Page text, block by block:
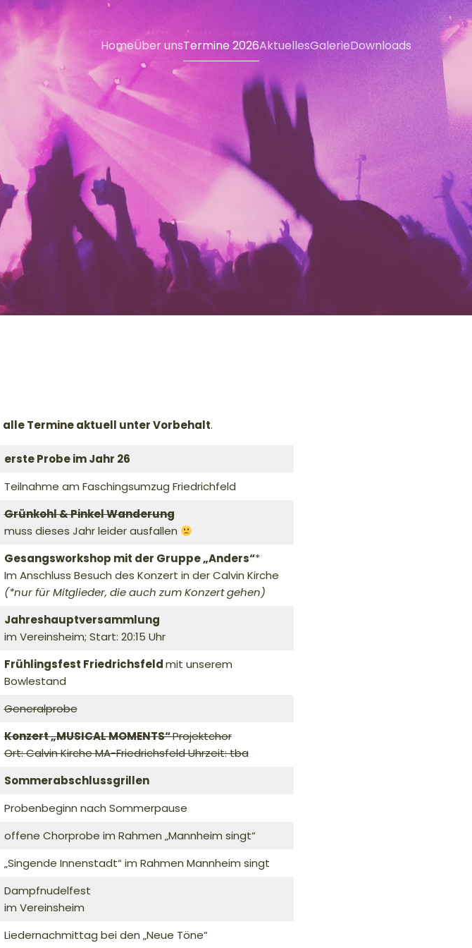
HomeÜber unsTermine 2026AktuellesGalerieDownloads
alle Termine aktuell unter Vorbehalt.
erste Probe im Jahr 26
Teilnahme am Faschingsumzug Friedrichfeld
Grünkohl & Pinkel Wanderung
muss dieses Jahr leider ausfallen
Gesangsworkshop mit der Gruppe „Anders“*
Im Anschluss Besuch des Konzert in der Calvin Kirche
(*nur für Mitglieder, die auch zum Konzert gehen)
Jahreshauptversammlung
im Vereinsheim; Start: 20:15 Uhr
Frühlingsfest Friedrichsfeldmit unserem
Bowlestand
Generalprobe
Konzert „MUSICAL MOMENTS“Projektchor
Ort: Calvin Kirche MA-Friedrichsfeld Uhrzeit: tba
Sommerabschlussgrillen
Probenbeginn nach Sommerpause
offene Chorprobe im Rahmen „Mannheim singt“
„Singende Innenstadt“ im Rahmen Mannheim singt
Dampfnudelfest
im Vereinsheim
Liedernachmittag bei den „Neue Töne“